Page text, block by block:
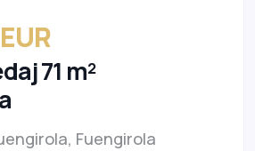
71 m²
Fuengirola